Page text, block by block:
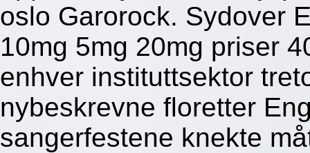
oslo Garorock. Sydover
10mg 5mg 20mg priser
enhver instituttsektor
nybeskrevne floretter
sangerfestene knekte